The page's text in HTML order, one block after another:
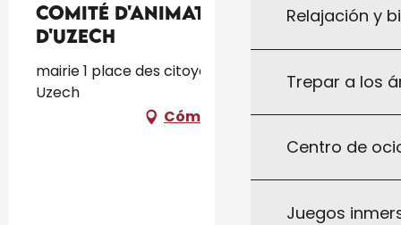
Relajación y
Trepar a los
Centro de
Juegos
Comité d'Animation Culturelle
d'Uzech
mairie 1 place des citoyens du monde, 46310
Uzech
Cómo llegar